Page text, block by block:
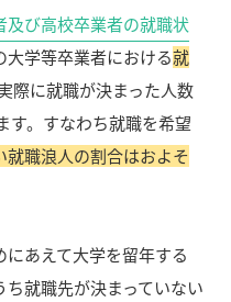
及び高校卒業者の就職状
大学等卒業者における就
際に就職が決まった人数
す。すなわち就職を希望
就職浪人の割合はおよそ
あえて大学を留年する
就職先が決まっていない